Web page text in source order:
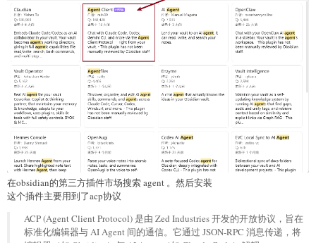
在obsidian的第三方插件市场搜索 agent 。然后安装
这个插件主要用到了acp协议
ACP (Agent Client Protocol) 是由 Zed Industries 开发的开放协议，旨在
标准化编辑器与 AI Agent 间的通信。它通过 JSON-RPC 消息传递，将